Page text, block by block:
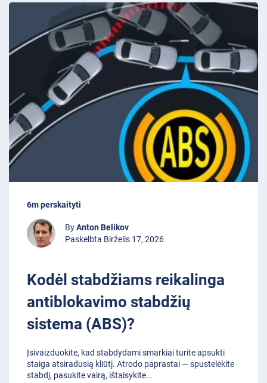
6m perskaityti
ByAnton Belikov
Paskelbta Birželis 17, 2026
Kodėl stabdžiams reikalinga
antiblokavimo stabdžių
sistema (ABS)?
Įsivaizduokite, kad stabdydami smarkiai turite apsukti
staiga atsiradusią kliūtį. Atrodo paprastai — spustelėkite
stabdį, pasukite vairą, ištaisykite...